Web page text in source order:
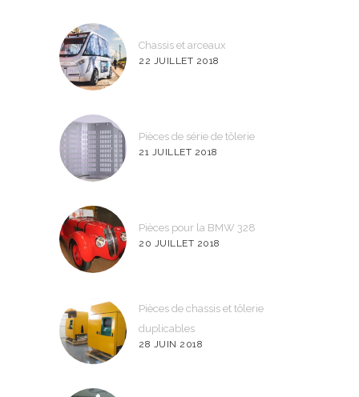
Chassis et arceaux
22 JUILLET 2018
Pièces de série de tôlerie
21 JUILLET 2018
Pièces pour la BMW 328
20 JUILLET 2018
Pièces de chassis et tôlerie
duplicables
28 JUIN 2018